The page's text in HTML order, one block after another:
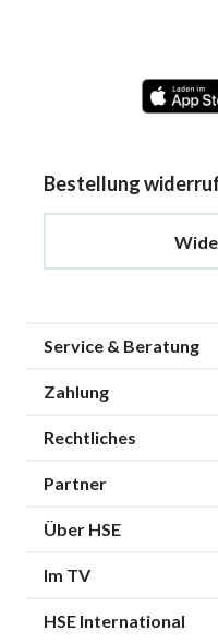
Bestellung
Service & Beratung
Zahlung
Rechtliches
Partner
Über HSE
Im TV
HSE International